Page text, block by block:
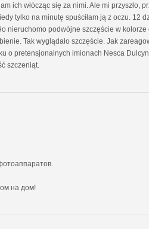
ich włócząc się za nimi. Ale mi przyszło,
tylko na minutę spuściłam ją z oczu. 12
nieruchomo podwójne szczęście w
Tak wyglądało szczęście. Jak
o pretensjonalnych imionach Nesca
szczeniąt.
на дом!